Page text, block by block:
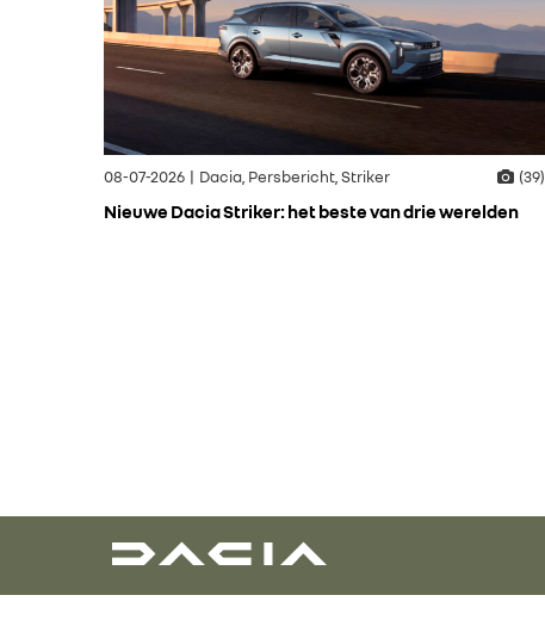
08-07-2026 | Dacia, Persbericht, Striker (39)
Nieuwe Dacia Striker: het beste van drie werelden